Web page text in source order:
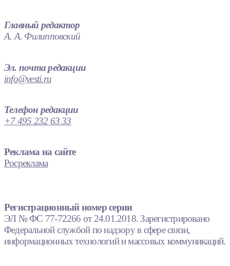
Главный редактор
А. А. Филипповский
Эл. почта редакции
info@vesti.ru
Телефон редакции
+7 495 232 63 33
Реклама на сайте
Росреклама
Регистрационный номер серии
ЭЛ № ФС 77-72266 от 24.01.2018. Зарегистрировано
Федеральной службой по надзору в сфере связи,
информационных технологий и массовых коммуникаций.